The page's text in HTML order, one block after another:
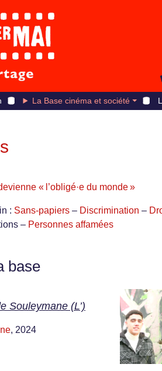
La Base cinéma et société
« l’obligé·e du monde »
: Sans-papiers – Discrimination –
– Personnes affamées
base
Souleymane (L’)
, 2024